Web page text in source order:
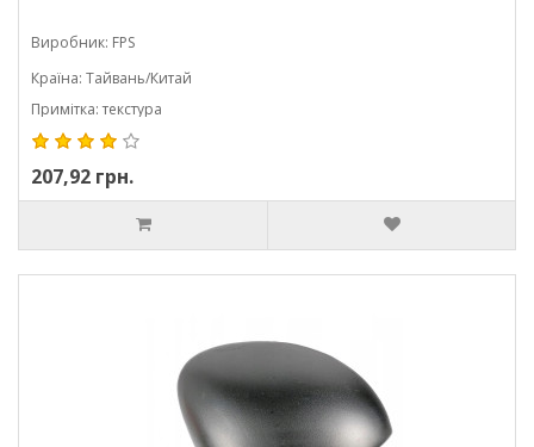
Виробник: FPS
Країна: Тайвань/Китай
Примітка: текстура
207,92 грн.